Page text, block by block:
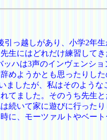
っ越しがあり、小学2年
生にはどれだけ練習し
ハは3声のインヴェンシ
めようかとも思ったり
したが、私はそのよう
てました。そのうち先生
続いて家に遊びに行っ
、モーツァルトやベー